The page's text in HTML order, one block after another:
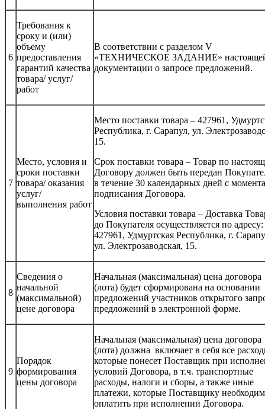
6
Требования к
сроку и (или)
объему
предоставления
гарантий качества
товара/ услуг/
работ
В соответствии с разделом V
«ТЕХНИЧЕСКОЕ ЗАДАНИЕ»
документации о запросе предложений.
7
Место, условия и
сроки поставки
товара/ оказания
услуг/
выполнения работ
Место поставки товара – 427961,
Республика, г. Сарапул, ул.
15.
Срок поставки товара – Товар по
Договору должен быть передан
в течение 30 календарных дней с момента
подписания Договора.
Условия поставки товара – Доставка
до Покупателя осуществляется по адресу:
427961, Удмуртская Республика, г.
ул. Электрозаводская, 15.
8
Сведения о
начальной
(максимальной)
цене договора
Начальная (максимальная) цена договора
(лота) будет сформирована на основании
предложений участников открытого
предложений в электронной форме.
9
Порядок
формирования
цены договора
Начальная (максимальная) цена договора
(лота) должна включает в себя все
которые понесет Поставщик при
условий Договора, в т.ч. транспортные
расходы, налоги и сборы, а также иные
платежи, которые Поставщику
оплатить при исполнении Договора.